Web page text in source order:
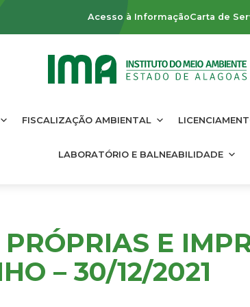
Acesso à InformaçãoCarta de
FISCALIZAÇÃO AMBIENTAL
LABORATÓRIO E BALNEABILIDADE
E
– 30/12/2021